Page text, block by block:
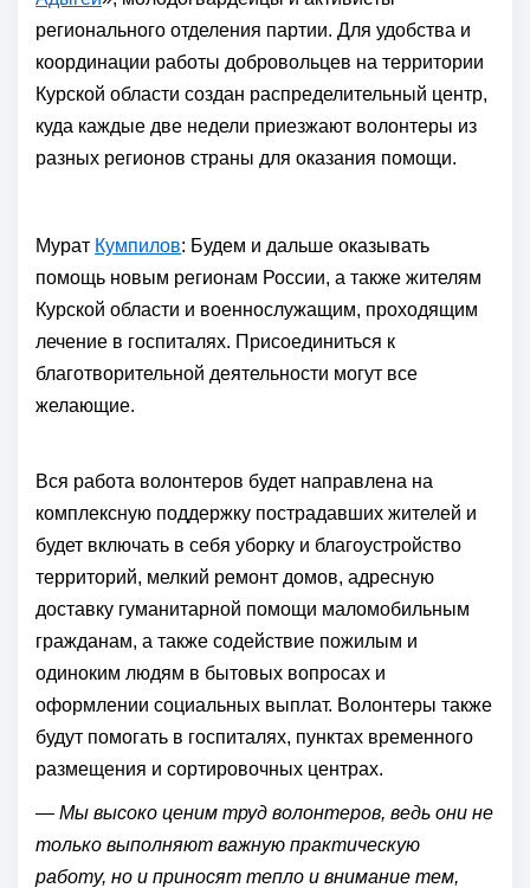
регионального отделения партии. Для удобства и
координации работы добровольцев на территории
Курской области создан распределительный центр,
куда каждые две недели приезжают волонтеры из
разных регионов страны для оказания помощи.
Мурат Кумпилов: Будем и дальше оказывать
помощь новым регионам России, а также жителям
Курской области и военнослужащим, проходящим
лечение в госпиталях. Присоединиться к
благотворительной деятельности могут все
желающие.
Вся работа волонтеров будет направлена на
комплексную поддержку пострадавших жителей и
будет включать в себя уборку и благоустройство
территорий, мелкий ремонт домов, адресную
доставку гуманитарной помощи маломобильным
гражданам, а также содействие пожилым и
одиноким людям в бытовых вопросах и
оформлении социальных выплат. Волонтеры также
будут помогать в госпиталях, пунктах временного
размещения и сортировочных центрах.
— Мы высоко ценим труд волонтеров, ведь они не
только выполняют важную практическую
работу, но и приносят тепло и внимание тем,